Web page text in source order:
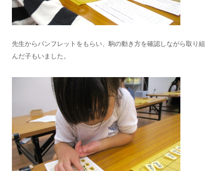
先生からパンフレットをもらい、駒の動き方を確認しながら取り組
んだ子もいました。